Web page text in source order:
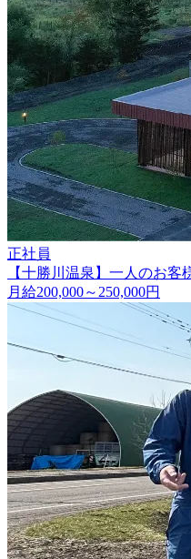
正社員
【十勝川温泉】一人のお客
月給200,000～250,000円